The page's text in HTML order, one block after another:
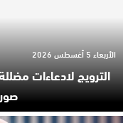
الترويج لادعاءات
الأربعاء 5 أغسطس 2026